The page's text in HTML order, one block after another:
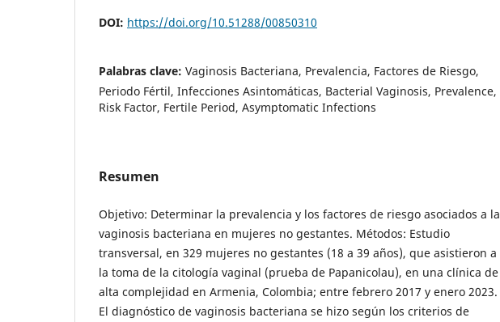
DOI: https://doi.org/10.51288/00850310
Palabras clave: Vaginosis Bacteriana, Prevalencia, Factores de Riesgo,
Periodo Fértil, Infecciones Asintomáticas, Bacterial Vaginosis, Prevalence,
Risk Factor, Fertile Period, Asymptomatic Infections
Resumen
Objetivo: Determinar la prevalencia y los factores de riesgo asociados a la
vaginosis bacteriana en mujeres no gestantes. Métodos: Estudio
transversal, en 329 mujeres no gestantes (18 a 39 años), que asistieron a
la toma de la citología vaginal (prueba de Papanicolau), en una clínica de
alta complejidad en Armenia, Colombia; entre febrero 2017 y enero 2023.
El diagnóstico de vaginosis bacteriana se hizo según los criterios de